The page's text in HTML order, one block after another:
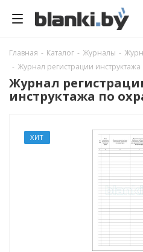
Главная - Каталог - Журналы -
- Журнал регистрации инструктажа
Журнал
инструктажа по
ХИТ